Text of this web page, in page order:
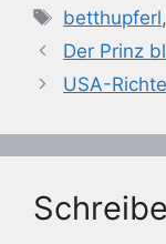
betthupferl
Der Prinz
USA-